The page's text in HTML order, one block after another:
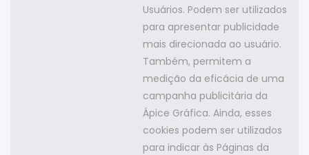
Usuários. Podem ser utilizados
para apresentar publicidade
mais direcionada ao usuário.
Também, permitem a
medição da eficácia de uma
campanha publicitária da
Ápice Gráfica. Ainda, esses
cookies podem ser utilizados
para indicar às Páginas da